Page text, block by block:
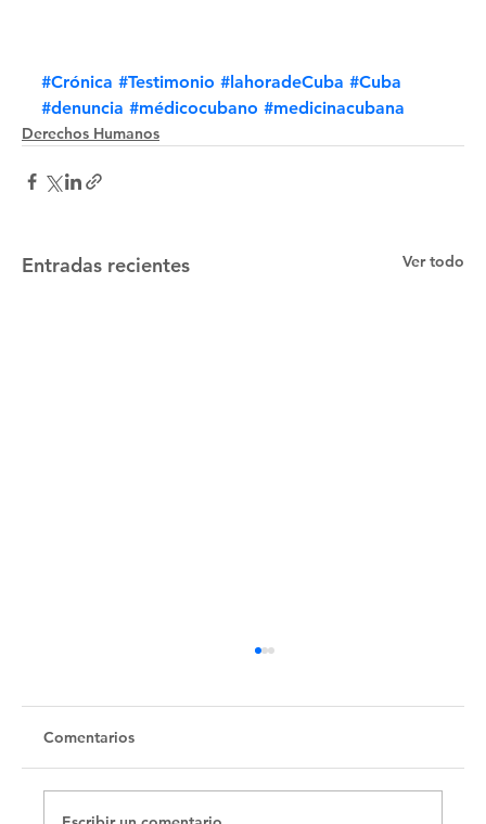
#Crónica #Testimonio #lahoradeCuba #Cuba
#denuncia #médicocubano #medicinacubana
Derechos Humanos
Entradas recientes Ver todo
Untitled
Comentarios